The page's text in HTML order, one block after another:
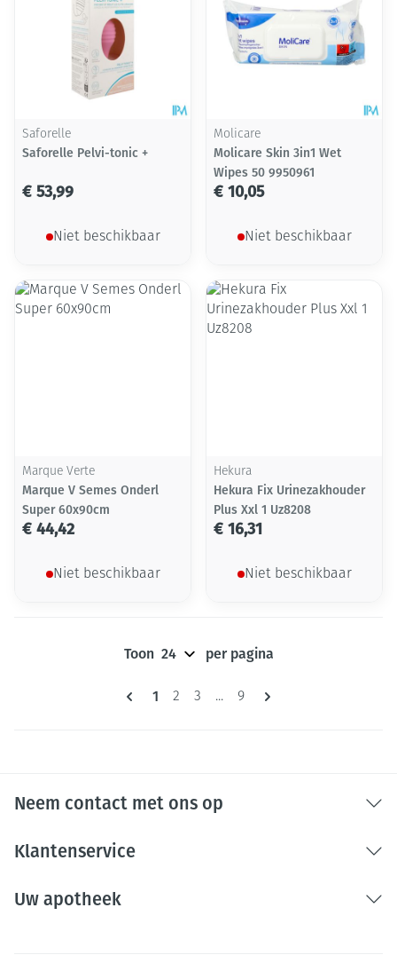
Saforelle
Saforelle Pelvi-tonic +
€ 53,99
Niet beschikbaar
Molicare
Molicare Skin 3in1 Wet
Wipes 50 9950961
€ 10,05
Niet beschikbaar
Marque Verte
Marque V Semes Onderl
Super 60x90cm
€ 44,42
Niet beschikbaar
Hekura
Hekura Fix Urinezakhouder
Plus Xxl 1 Uz8208
€ 16,31
Niet beschikbaar
Pagina's
U lees momenteel pagina
1 Pagina
2 Pagina
3 ... Pagina
9
Toon per pagina
Neem contact met ons op
Klantenservice
Uw apotheek